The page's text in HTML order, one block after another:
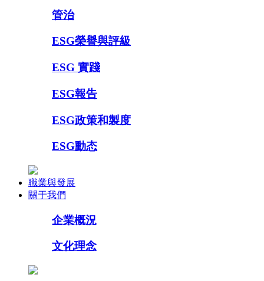
管治
ESG榮譽與評級
ESG 實踐
ESG報告
ESG政策和製度
ESG動态
職業與發展
關于我們
企業概況
文化理念